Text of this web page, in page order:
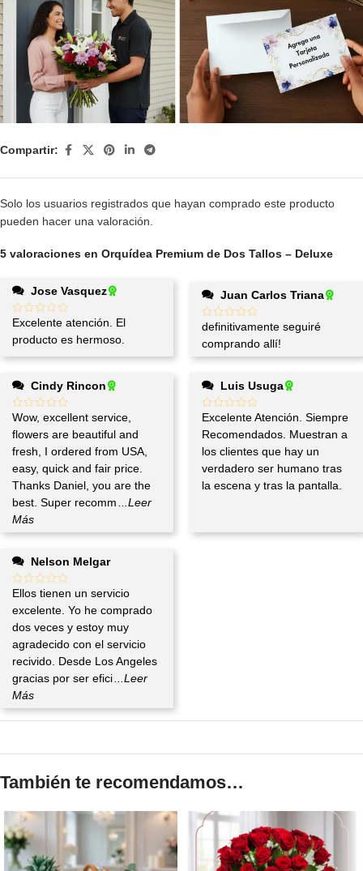
Compartir:
5 valoraciones en Orquídea Premium de Dos Tallos – Deluxe
Jose Vasquez
Excelente atención. El
producto es hermoso.
Juan Carlos Triana
definitivamente seguiré
comprando allí!
Cindy Rincon
Wow, excellent service,
flowers are beautiful and
fresh, I ordered from USA,
easy, quick and fair price.
Thanks Daniel, you are the
best. Super recomm
...Leer
Más
Luis Usuga
Excelente Atención. Siempre
Recomendados. Muestran a
los clientes que hay un
verdadero ser humano tras
la escena y tras la pantalla.
Nelson Melgar
Ellos tienen un servicio
excelente. Yo he comprado
dos veces y estoy muy
agradecido con el servicio
recivido. Desde Los Angeles
gracias por ser efici
...Leer
Más
Solo los usuarios registrados que hayan comprado este producto
pueden hacer una valoración.
También te recomendamos…